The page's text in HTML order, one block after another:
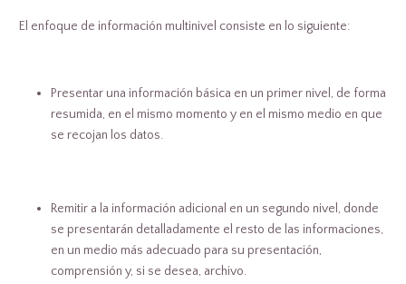
El enfoque de información multinivel consiste en lo siguiente:
Presentar una información básica en un primer nivel, de forma
resumida, en el mismo momento y en el mismo medio en que
se recojan los datos.
Remitir a la información adicional en un segundo nivel, donde
se presentarán detalladamente el resto de las informaciones,
en un medio más adecuado para su presentación,
comprensión y, si se desea, archivo.